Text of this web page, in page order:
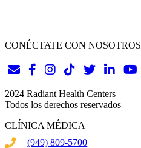
CONÉCTATE CON NOSOTROS
2024 Radiant Health Centers
Todos los derechos reservados
CLÍNICA MÉDICA
(949) 809-5700